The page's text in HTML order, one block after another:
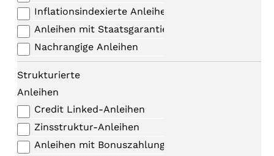
Inflationsindexierte Anleihen
Anleihen mit Staatsgarantie
Nachrangige Anleihen
Strukturierte
Anleihen
Credit Linked-Anleihen
Zinsstruktur-Anleihen
Anleihen mit Bonuszahlungen